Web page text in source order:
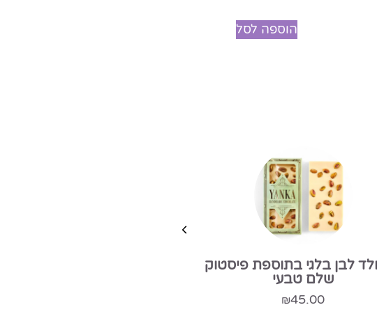
5.00
הוספה לסל
שוקולד חלב בלגי בתוספת אגוז לוז
שלם
45.00